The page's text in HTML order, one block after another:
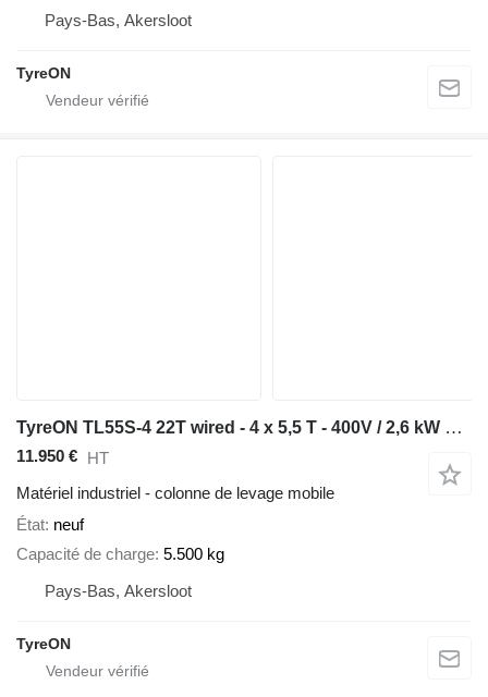
Pays-Bas, Akersloot
TyreON
TyreON TL55S-4 22T wired - 4 x 5,5 T - 400V / 2,6 kW per column
11.950 € HT
Matériel industriel - colonne de levage mobile
État neuf
Capacité de charge 5.500 kg
Pays-Bas, Akersloot
TyreON